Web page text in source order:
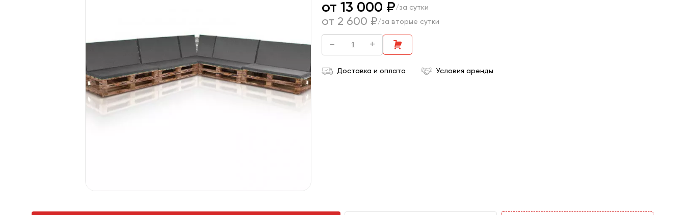
от 13 000 ₽/за сутки
от 2 600 ₽/за вторые сутки
- +
Доставка и оплата Условия аренды